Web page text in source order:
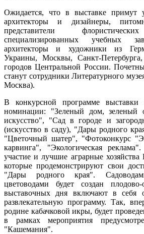
Ожидается, что в выставке примут
архитекторы и дизайнеры,
представители
специализированных учебных
архитекторы и художники из
Украины, Москвы, Санкт-
городов Центральной России.
станут сотрудники Литературного
Москва).
В конкурсной программе выставки
номинации: "Зеленый дом, зеленый
искусство", "Сад в городе и
(искусство в саду), "Дары родного
"Цветочный шатер", "Фотоконкурс
карвинга", "Экологическая
участие и лучшие аграрные хозяйства
которые продемонстрируют свои
"Дары родного края".
цветоводами будет создан
выставочных дня включают в себя
развлекательную программу. Так,
родине кабачковой икры, будет
в рамках мероприятия
"Кашемания".